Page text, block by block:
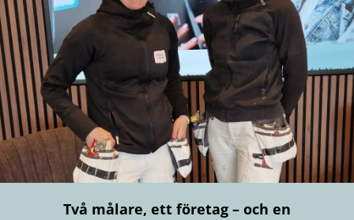
Två målare, ett företag – och en